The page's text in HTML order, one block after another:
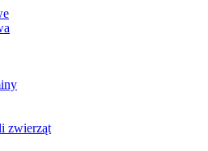
zwierząt